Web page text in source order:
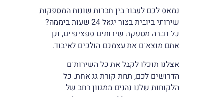
נמאס לכם לעבור בין חברות שונות המספקות
שירותי ביובית בצור יגאל 24 שעות ביממה?
כל חברה מספקת שירותים ספציפיים, וכך
אתם מוצאים את עצמכם הולכים לאיבוד.
אצלנו תוכלו לקבל את כל השירותים
הדרושים לכם, תחת קורת גג אחת. כל
הלקוחות שלנו נהנים ממגוון רחב של